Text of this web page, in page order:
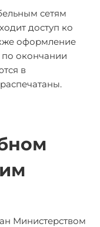
сетям
доступ ко
оформление
окончании
в
Министерством